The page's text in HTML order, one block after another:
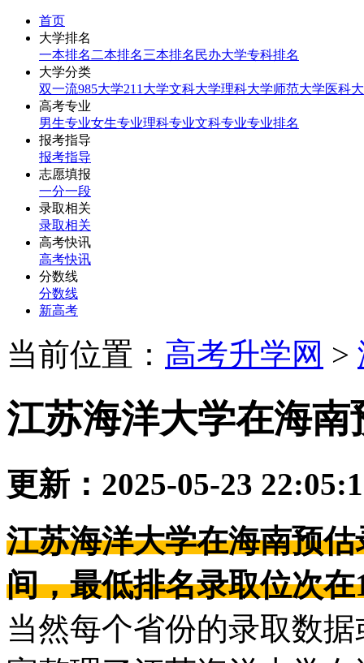
首页
大学排名
一本排名 二本排名三本排名 民办大学专科排名
大学分类
双一流985大学211大学文科大学理科大学师范大学医科
高考专业
男生专业女生专业理科专业文科专业专业排名
报考指导
报考指导
志愿填报
一分一段
录取相关
录取相关
高考快讯
高考快讯
分数线
分数线
新高考
当前位置： 高考升学网 >
江苏海洋大学在海
更新：2025-05-23
江苏海洋大学在海南预
间，最低排名录取位次
当然每个省份的录取数